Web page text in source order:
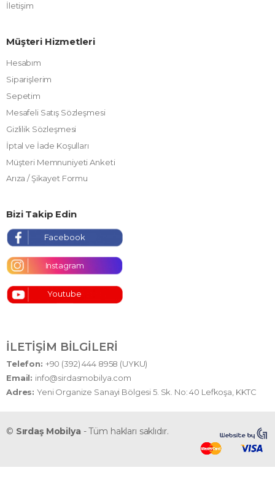
İletişim
Müşteri Hizmetleri
Hesabım
Siparişlerim
Sepetim
Mesafeli Satış Sözleşmesi
Gizlilik Sözleşmesi
İptal ve İade Koşulları
Müşteri Memnuniyeti Anketi
Arıza / Şikayet Formu
Bizi Takip Edin
Facebook
Instagram
Youtube
İLETIŞIM BILGILERI
Telefon: +90 (392) 444 8958 (UYKU)
Email: info@sirdasmobilya.com
Adres:Yeni Organize Sanayi Bölgesi 5. Sk. No: 40 Lefkoşa, KKTC
© Sırdaş Mobilya- Tüm hakları saklıdır.